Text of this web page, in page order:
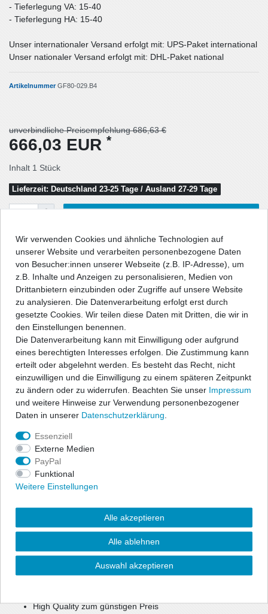
- Tieferlegung VA: 15-40
- Tieferlegung HA: 15-40
Unser internationaler Versand erfolgt mit: UPS-Paket international
Unser nationaler Versand erfolgt mit: DHL-Paket national
ArtikelnummerGF80-029.B4
unverbindliche Preisempfehlung 686,63 €
666,03 EUR *
Inhalt 1 Stück
Lieferzeit: Deutschland 23-25 Tage / Ausland 27-29 Tage
Wunschliste
* inkl. ges. MwSt. zzgl.Versandkosten
Beschreibung
Technische Daten
ap Gewindefahrwerke bieten dem sportlich ambitionierten Fahrer
die Möglichkeit, seine individuell gewünschte Tieferlegung
millimetergenau einzustellen. Das Fahrwerk bietet sportliches
Durch die Verstellung eines Aluminium Federtellers haben Sie die
Möglichkeit, Ihre Fahrzeughöhe im geprüften Bereich individuell
Die parallele Abstimmung aus Sportlichkeit, Komfort und
High Quality zum günstigen Preis
Wir verwenden Cookies und ähnliche Technologien auf
unserer Website und verarbeiten personenbezogene Daten
von Besucher:innen unserer Webseite (z.B. IP-Adresse), um
z.B. Inhalte und Anzeigen zu personalisieren, Medien von
Drittanbietern einzubinden oder Zugriffe auf unsere Website
zu analysieren. Die Datenverarbeitung erfolgt erst durch
gesetzte Cookies. Wir teilen diese Daten mit Dritten, die wir in
den Einstellungen benennen.
Die Datenverarbeitung kann mit Einwilligung oder aufgrund
eines berechtigten Interesses erfolgen. Die Zustimmung kann
erteilt oder abgelehnt werden. Es besteht das Recht, nicht
einzuwilligen und die Einwilligung zu einem späteren Zeitpunkt
zu ändern oder zu widerrufen. Beachten Sie unser Impressum
und weitere Hinweise zur Verwendung personenbezogener
Daten in unserer Daten­schutz­erklärung
Essenziell
Externe Medien
PayPal
Funktional
Weitere Einstellungen
Alle akzeptieren
Alle ablehnen
Auswahl akzeptieren